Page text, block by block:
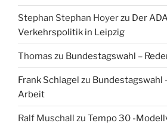
Stephan Stephan Hoyerzu Der
Verkehrspolitik in Leipzig
Thomas zu Bundestagswahl –
Frank Schlagel zu Bundestagswahl
Arbeit
Ralf Muschall zu Tempo 30 -